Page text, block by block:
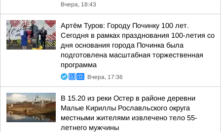
Вчера, 18:43
Артём Туров: Городу Починку 100 лет.
Сегодня в рамках празднования 100-летия со
дня основания города Починка была
подготовлена масштабная торжественная
программа
Вчера, 17:36
В 15.20 из реки Остер в районе деревни
Малые Кириллы Рославльского округа
местными жителями извлечено тело 55-
летнего мужчины